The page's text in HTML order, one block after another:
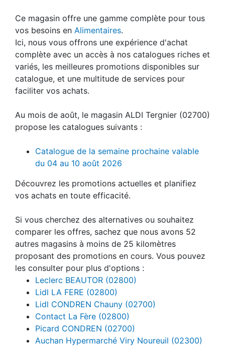
Ce magasin offre une gamme complète pour tous
vos besoins en Alimentaires.
Ici, nous vous offrons une expérience d'achat
complète avec un accès à nos catalogues riches et
variés, les meilleures promotions disponibles sur
catalogue, et une multitude de services pour
faciliter vos achats.
Au mois de août, le magasin ALDI Tergnier (02700)
propose les catalogues suivants :
Catalogue de la semaine prochaine valable
du 04 au 10 août 2026
Découvrez les promotions actuelles et planifiez
vos achats en toute efficacité.
Si vous cherchez des alternatives ou souhaitez
comparer les offres, sachez que nous avons 52
autres magasins à moins de 25 kilomètres
proposant des promotions en cours. Vous pouvez
les consulter pour plus d'options :
Leclerc BEAUTOR (02800)
Lidl LA FERE (02800)
Lidl CONDREN Chauny (02700)
Contact La Fère (02800)
Picard CONDREN (02700)
Auchan Hypermarché Viry Noureuil (02300)